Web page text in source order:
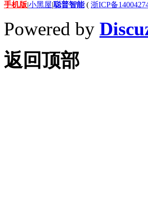
手机版|小黑屋|聪普智能( 浙ICP备
Powered by
返回顶部